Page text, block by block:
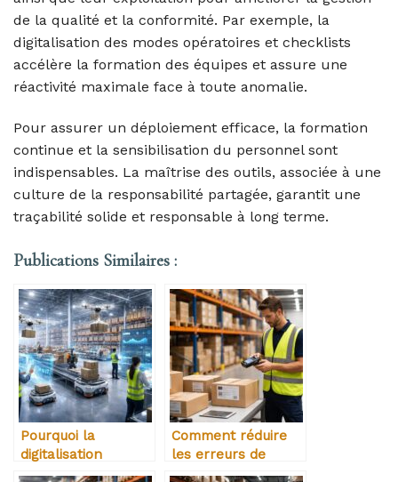
de la qualité et la conformité. Par exemple, la
digitalisation des modes opératoires et checklists
accélère la formation des équipes et assure une
réactivité maximale face à toute anomalie.
Pour assurer un déploiement efficace, la formation
continue et la sensibilisation du personnel sont
indispensables. La maîtrise des outils, associée à une
culture de la responsabilité partagée, garantit une
traçabilité solide et responsable à long terme.
Publications Similaires :
Pourquoi la
digitalisation
transforme la
Comment réduire
les erreurs de
préparation de